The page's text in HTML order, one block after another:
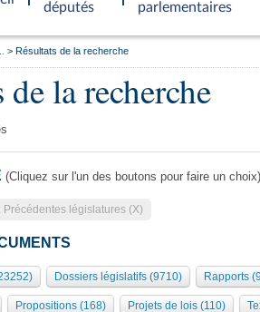
députés
parlementaires
autres organes
de l'Assemblée
l'Assemblée
des Présidents Bureau Collège des
palais Bourbon
Résultats de la recherche
de la recherche
(Cliquez sur l'un des boutons pour faire un choix)
Précédentes législatures (X)
Dossiers législatifs (9710) Rapports
Propositions (168) Projets de lois (110)